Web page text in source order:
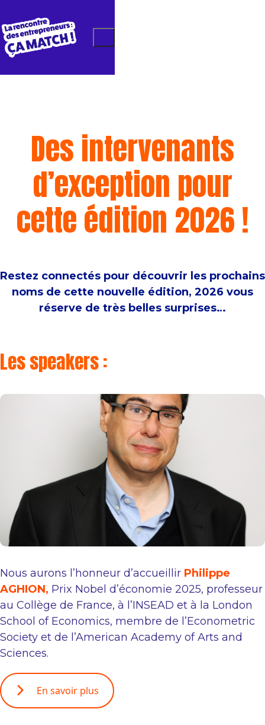
Des intervenants
d’exception pour
cette édition 2026 !
Restez connectés pour découvrir les prochains
noms de cette nouvelle édition, 2026 vous
réserve de très belles surprises…
Les speakers :
Philippe AGHION
Prix Nobel d’économie 2025, professeur au
Collège de France, à l’INSEAD, et à la London
School of Economics
En savoir plus
Nous aurons l’honneur d’accueillir Philippe
AGHION, Prix Nobel d’économie 2025, professeur
au Collège de France, à l’INSEAD et à la London
School of Economics, membre de l’Econometric
Society et de l’American Academy of Arts and
Sciences.
En savoir plus